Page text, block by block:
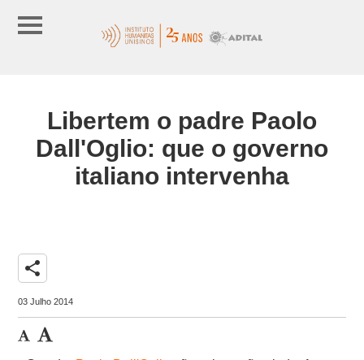
Libertem o padre Paolo
Dall'Oglio: que o governo
italiano intervenha
share
03 Julho 2014